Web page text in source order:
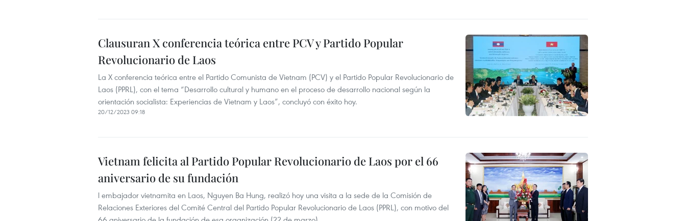
Clausuran X conferencia teórica entre PCV y Partido Popular
Revolucionario de Laos
La X conferencia teórica entre el Partido Comunista de Vietnam (PCV) y el Partido Popular Revolucionario de
Laos (PPRL), con el tema “Desarrollo cultural y humano en el proceso de desarrollo nacional según la
orientación socialista: Experiencias de Vietnam y Laos”, concluyó con éxito hoy.
20/12/2023 09:18
Vietnam felicita al Partido Popular Revolucionario de Laos por el 66
aniversario de su fundación
l embajador vietnamita en Laos, Nguyen Ba Hung, realizó hoy una visita a la sede de la Comisión de
Relaciones Exteriores del Comité Central del Partido Popular Revolucionario de Laos (PPRL), con motivo del